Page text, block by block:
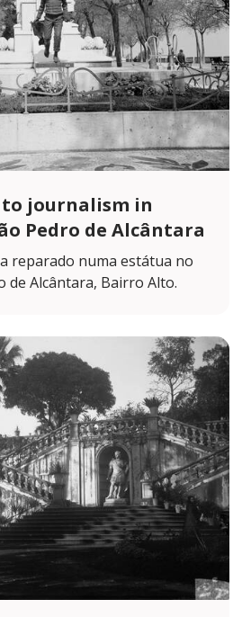
journalism in
Pedro de Alcântara
reparado numa estátua no
de Alcântara, Bairro Alto.